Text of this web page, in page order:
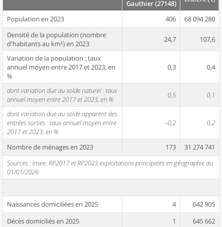
Gauthier (27148)
Population en 2023 406
68 094 280
Densité de la population (nombre
d'habitants au km²) en 2023
24,7 107,6
Variation de la population : taux
annuel moyen entre 2017 et 2023, en
%
0,3 0,4
dont variation due au solde naturel : taux
annuel moyen entre 2017 et 2023, en %
0,5 0,1
dont variation due au solde apparent des
entrées sorties : taux annuel moyen entre
2017 et 2023, en %
–0,2 0,2
Nombre de ménages en 2023 173
31 274 741
Sources : Insee, RP2017 et RP2023 exploitations principales en géographie au
01/01/2026
Naissances domiciliées en 2025 4
642 905
Décès domiciliés en 2025
1
645 662